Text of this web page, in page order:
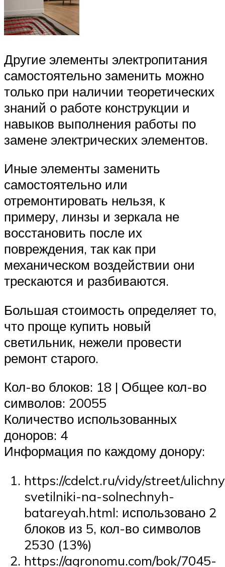
Другие элементы электропитания
самостоятельно заменить можно
только при наличии теоретических
знаний о работе конструкции и
навыков выполнения работы по
замене электрических элементов.
Иные элементы заменить
самостоятельно или
отремонтировать нельзя, к
примеру, линзы и зеркала не
восстановить после их
повреждения, так как при
механическом воздействии они
трескаются и разбиваются.
Большая стоимость определяет то,
что проще купить новый
светильник, нежели провести
ремонт старого.
Кол-во блоков: 18 | Общее кол-во
символов: 20055
Количество использованных
доноров: 4
Информация по каждому донору:
https://cdelct.ru/vidy/street/
svetilniki-na-solnechnyh-
batareyah.html: использовано 2
блоков из 5, кол-во символов
2530 (13%)
https://agronomu.com/bok/7045-